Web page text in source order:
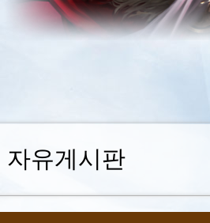
자유게시판